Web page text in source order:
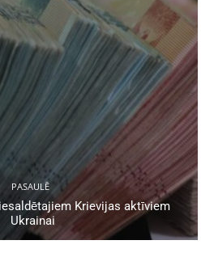
PASAULĒ
Krievijas aktīviem
Ukrainai